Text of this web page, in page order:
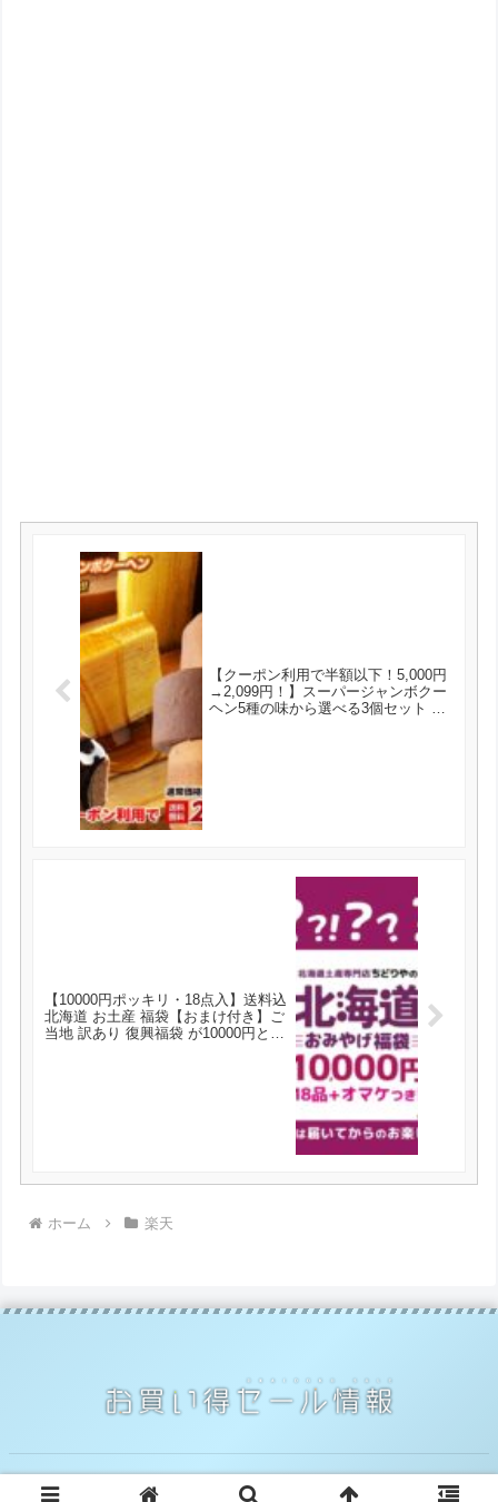
【クーポン利用で半額以下！5,000円
→2,099円！】スーパージャンボクー
ヘン5種の味から選べる3個セット １
【10000円ポッキリ・18点入】送料込
北海道 お土産 福袋【おまけ付き】ご
当地 訳あり 復興福袋 が10000円とお
ホーム 楽天